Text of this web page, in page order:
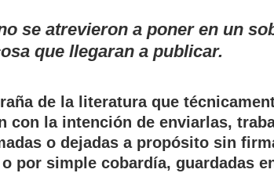
se atrevieron a poner en un
que llegaran a publicar.
de la literatura que
con la intención de enviarlas,
o dejadas a propósito sin
por simple cobardía, guardadas